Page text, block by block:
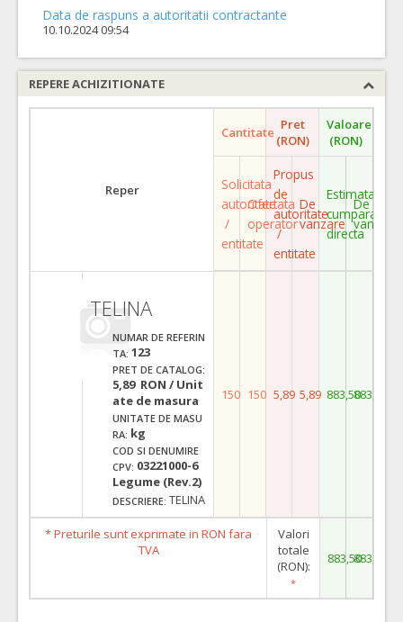
Data de raspuns a autoritatii contractante
10.10.2024 09:54
REPERE ACHIZITIONATE
Reper
Cantitate Pret
(RON)
Valoare
(RON)
Solicitata
autoritate
/
entitate
Ofertata
operator
Propus
de
autoritate
/
entitate
De
vanzare
Estimata
cumparare
directa
De
vanzare
TELINA
NUMAR DE REFERIN
TA: 123
PRET DE CATALOG:
5,89 RON / Unit
ate de masura
UNITATE DE MASU
RA: kg
COD SI DENUMIRE
CPV: 03221000-6
Legume (Rev.2)
DESCRIERE: TELINA
150 150 5,89 5,89 883,50883,50
* Preturile sunt exprimate in RON fara
TVA
Valori
totale
(RON):
*
883,50883,50